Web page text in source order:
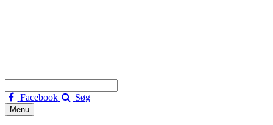
Facebook Søg
Menu